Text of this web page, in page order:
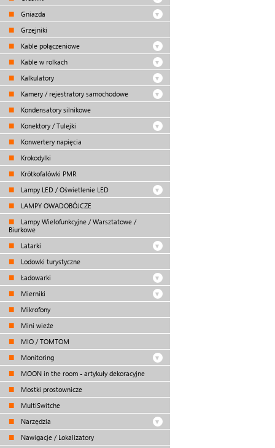
Gniazda
Grzejniki
Kable połączeniowe
Kable w rolkach
Kalkulatory
Kamery / rejestratory samochodowe
Kondensatory silnikowe
Konektory / Tulejki
Konwertery napięcia
Krokodylki
Krótkofalówki PMR
Lampy LED / Oświetlenie LED
LAMPY OWADOBÓJCZE
Lampy Wielofunkcyjne / Warsztatowe /
Biurkowe
Latarki
Lodowki turystyczne
Ładowarki
Mierniki
Mikrofony
Mini wieże
MIO / TOMTOM
Monitoring
MOON in the room - artykuły dekoracyjne
Mostki prostownicze
MultiSwitche
Narzędzia
Nawigacje / Lokalizatory